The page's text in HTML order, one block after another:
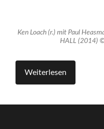
Ken Loach (r.) mit Paul
HALL (2014)
Weiterlesen